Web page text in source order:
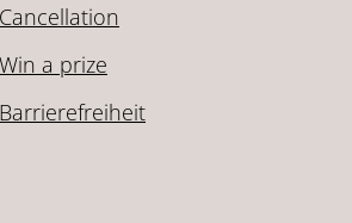
Cancellation
Win a prize
Barrierefreiheit